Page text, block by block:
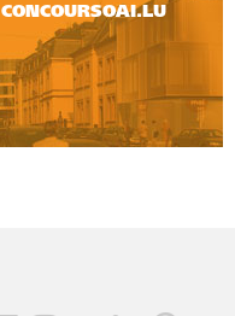
CONCOURSOAI.LU